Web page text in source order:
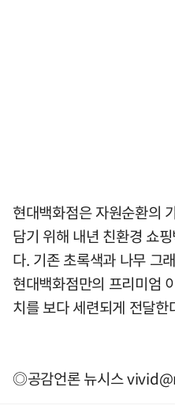
현대백화점은 자원순환의
담기 위해 내년 친환경 쇼
다. 기존 초록색과 나무 그
현대백화점만의 프리미엄
치를 보다 세련되게 전달한
◎공감언론 뉴시스